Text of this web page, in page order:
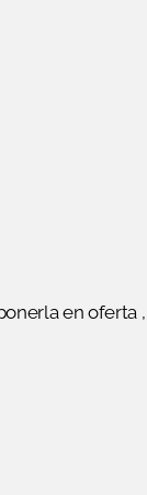
en oferta